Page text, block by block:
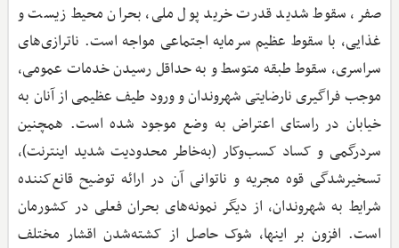
صفر، سقوط شدید قدرت خرید پول ملی، بحران محیط‌ زیست و
غذایی، با سقوط عظیم سرمایه اجتماعی مواجه است. ناترازی‌های
سراسری، سقوط طبقه متوسط و به حداقل رسیدن خدمات عمومی،
موجب فراگیری نارضایتی شهروندان و ورود طیف عظیمی از آنان به
خیابان در راستای اعتراض به وضع موجود شده است. همچنین
سردرگمی و کساد کسب‌وکار (به‌خاطر محدودیت شدید اینترنت)،
تسخیرشدگی قوه مجریه و ناتوانی آن در ارائه توضیح قانع‌کننده
شرایط به شهروندان، از دیگر نمونه‌های بحران فعلی در کشورمان
است. افزون بر اینها، شوک حاصل از کشته‌شدن اقشار مختلف